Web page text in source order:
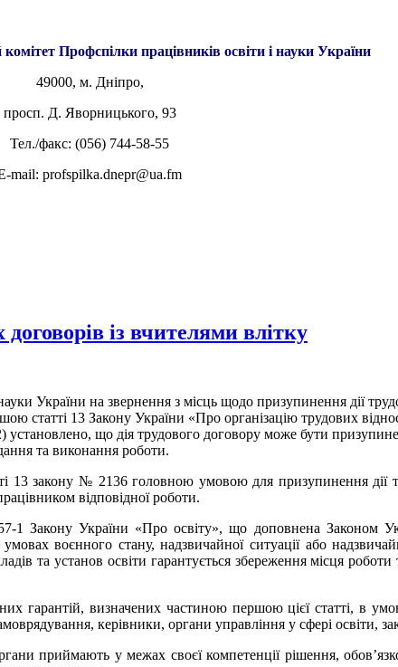
Профспілки працівників освіти і науки України
49000, м. Дніпро,
просп. Д. Яворницького, 93
Тел./факс: (056) 744-58-55
mail: profspilka.dnepr@ua.fm
із вчителями влітку
України на звернення з місць щодо призупинення дії
статті 13 Закону України «Про організацію трудових
що дія трудового договору може бути
та виконання роботи.
13 закону № 2136 головною умовою для призупинення дії
відповідної роботи.
1 Закону України «Про освіту», що доповнена Законом
воєнного стану, надзвичайної ситуації або
та установ освіти гарантується збереження місця
гарантій, визначених частиною першою цієї статті, в
керівники, органи управління у сфері освіти,
приймають у межах своєї компетенції рішення,